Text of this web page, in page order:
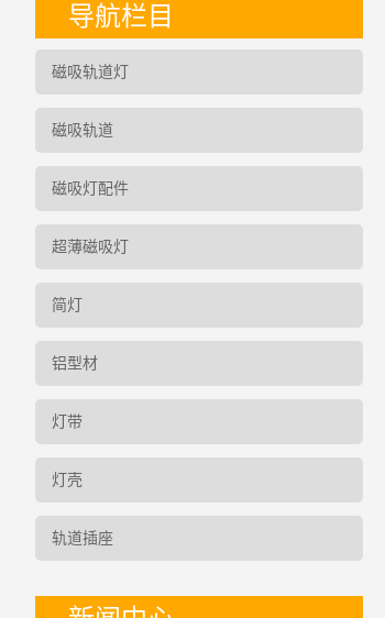
导航栏目
磁吸轨道灯
磁吸轨道
磁吸灯配件
超薄磁吸灯
简灯
铝型材
灯带
灯壳
轨道插座